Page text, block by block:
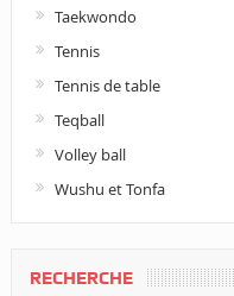
Taekwondo
Tennis
Tennis de table
Teqball
Volley ball
Wushu et Tonfa
RECHERCHE